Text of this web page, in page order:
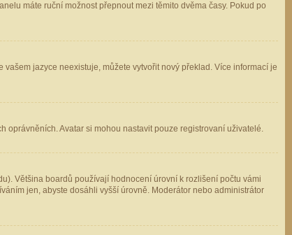
máte ruční možnost přepnout mezi těmito dvěma časy. Pokud po
jazyce neexistuje, můžete vytvořit nový překlad. Více informací je
oprávněních. Avatar si mohou nastavit pouze registrovaní uživatelé.
Většina boardů používají hodnocení úrovní k rozlišení počtu vámi
jen, abyste dosáhli vyšší úrovně. Moderátor nebo administrátor